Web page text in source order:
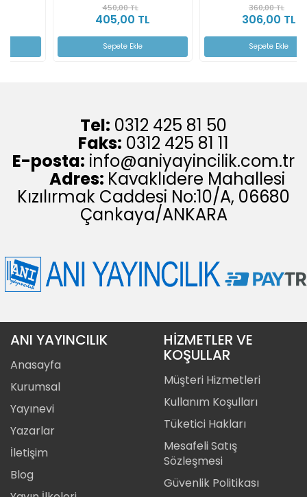
405,00 TL 306,00 TL
Tel: 0312 425 81 50
Faks: 0312 425 81 11
E-posta: info@aniyayincilik.com.tr
Adres: Kavaklıdere Mahallesi
Kızılırmak Caddesi No:10/A, 06680
Çankaya/ANKARA
ANI YAYINCILIK
Anasayfa
Kurumsal
Yayınevi
Yazarlar
İletişim
Blog
HİZMETLER VE
KOŞULLAR
Müşteri Hizmetleri
Kullanım Koşulları
Tüketici Hakları
Mesafeli Satış
Sözleşmesi
Güvenlik Politikası